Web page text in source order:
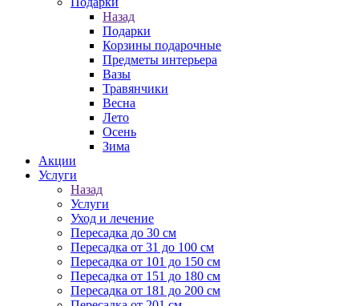
Назад
Подарки
Корзины подарочные
Предметы интерьера
Вазы
Травянчики
Весна
Лето
Осень
Зима
Акции
Услуги
Назад
Услуги
Уход и лечение
Пересадка до 30 см
Пересадка от 31 до 100 см
Пересадка от 101 до 150 см
Пересадка от 151 до 180 см
Пересадка от 181 до 200 см